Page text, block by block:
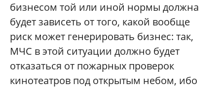
бизнесом той или иной нормы должна
будет зависеть от того, какой вообще
риск может генерировать бизнес: так,
МЧС в этой ситуации должно будет
отказаться от пожарных проверок
кинотеатров под открытым небом, ибо